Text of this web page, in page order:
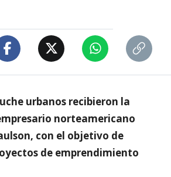
urbanos recibieron la
norteamericano
con el objetivo de
de emprendimiento